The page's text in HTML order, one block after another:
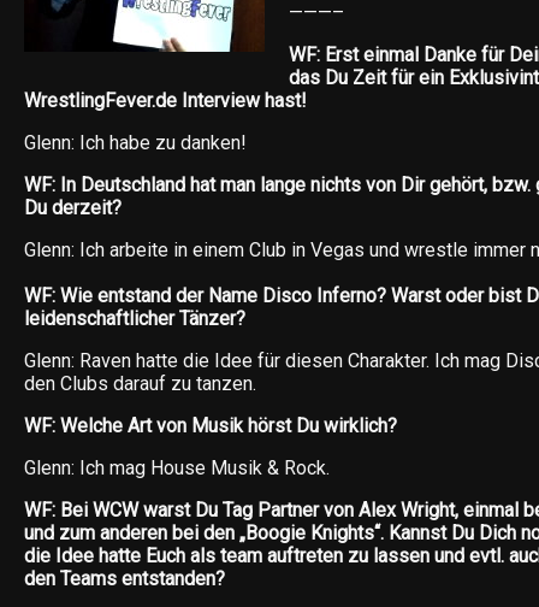
———–
WF: Erst einmal Danke für
das Du Zeit für ein
WrestlingFever.de Interview hast!
Glenn: Ich habe zu danken!
WF: In Deutschland hat man lange nichts von Dir gehört,
Du derzeit?
Glenn: Ich arbeite in einem Club in Vegas und wrestle immer
WF: Wie entstand der Name Disco Inferno? Warst oder bist
leidenschaftlicher Tänzer?
Glenn: Raven hatte die Idee für diesen Charakter. Ich mag
den Clubs darauf zu tanzen.
WF: Welche Art von Musik hörst Du wirklich?
Glenn: Ich mag House Musik & Rock.
WF: Bei WCW warst Du Tag Partner von Alex Wright, einmal
und zum anderen bei den „Boogie Knights“. Kannst Du Dich
die Idee hatte Euch als team auftreten zu lassen und evtl.
den Teams entstanden?